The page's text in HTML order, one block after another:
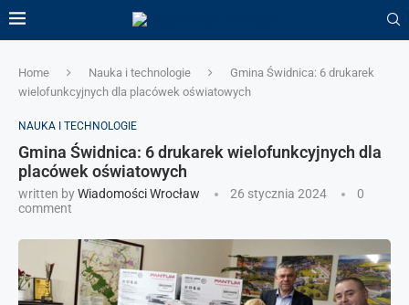
Home Nauka i technologie
Gmina Świdnica: 6 drukarek
wielofunkcyjnych dla placówek oświatowych
NAUKA I TECHNOLOGIE
Gmina Świdnica: 6 drukarek wielofunkcyjnych dla
placówek oświatowych
written byWiadomości Wrocław 26 stycznia 2024
0
comment